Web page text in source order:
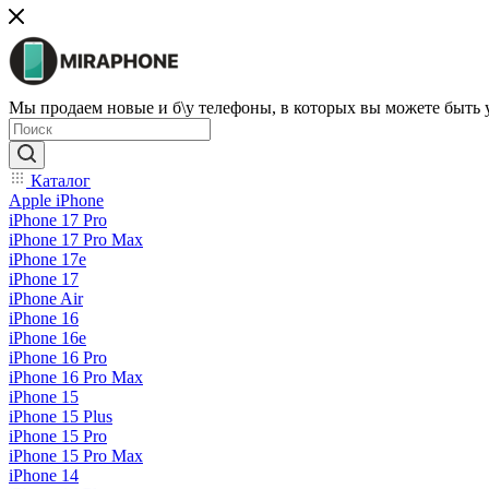
Мы продаем новые и б\у телефоны, в которых вы можете быть
Каталог
Apple iPhone
iPhone 17 Pro
iPhone 17 Pro Max
iPhone 17e
iPhone 17
iPhone Air
iPhone 16
iPhone 16e
iPhone 16 Pro
iPhone 16 Pro Max
iPhone 15
iPhone 15 Plus
iPhone 15 Pro
iPhone 15 Pro Max
iPhone 14